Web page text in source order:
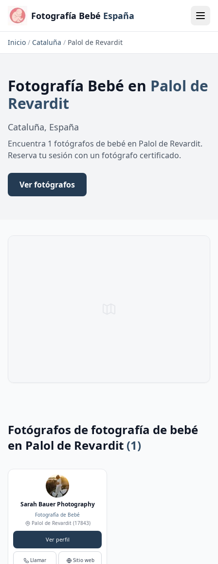
Fotografía Bebé España
Inicio / Cataluña / Palol de Revardit
Fotografía Bebé en Palol de
Revardit
Cataluña, España
Encuentra 1 fotógrafos de bebé en Palol de Revardit.
Reserva tu sesión con un fotógrafo certificado.
Ver fotógrafos
Fotógrafos de fotografía de bebé
en Palol de Revardit (1)
Sarah Bauer Photography
Fotografía de Bebé
Palol de Revardit(17843)
Ver perfil
Llamar Sitio web